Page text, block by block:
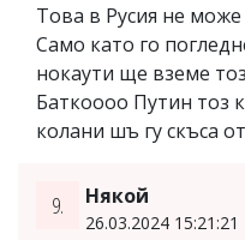
Това в Русия не може
Само като го
нокаути ще вземе
Баткоооо Путин тоз
колани шъ гу скъса
9. Някой
26.03.2024 15:21:21